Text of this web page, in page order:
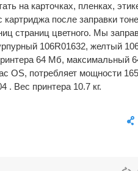
на карточках, пленках,
картриджа после заправки
страниц цветного. Мы
106R01632, желтый
64 Мб, максимальный
OS, потребляет мощности
. Вес принтера 10.7 кг.